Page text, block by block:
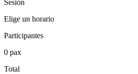
Sesión
Elige un horario
Participantes
0 pax
Total